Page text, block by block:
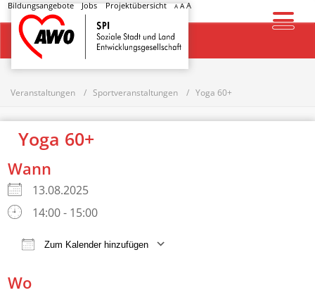
Bildungsangebote Jobs Projektübersicht A AA
Startseite
Veranstaltungen Sportveranstaltungen Yoga 60+
Yoga 60+
Wann
13.08.2025
14:00 - 15:00
Zum Kalender hinzufügen
Wo